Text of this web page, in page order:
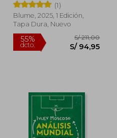
(1)
Blume, 2025, 1 Edición,
Tapa Dura, Nuevo
dcto.